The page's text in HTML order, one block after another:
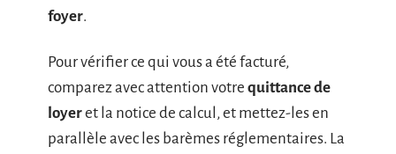
foyer.
Pour vérifier ce qui vous a été facturé,
comparez avec attention votre quittance de
loyeret la notice de calcul, et mettez-les en
parallèle avec les barèmes réglementaires. La